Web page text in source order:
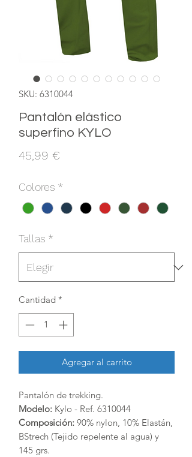
SKU: 6310044
Pantalón elástico
superfino KYLO
45,99 €
Colores *
Tallas *
Cantidad *
Agregar al carrito
Pantalón de trekking.
Modelo: Kylo - Ref. 6310044
Composición: 90% nylon, 10% Elastán,
BStrech (Tejido repelente al agua) y
145 grs.